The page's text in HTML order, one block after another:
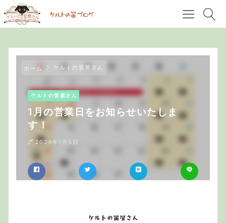
ホーム ケルトの笛屋さん
ケルトの笛屋さん
1月の営業日をお知らせいたしま
す！
2024年1月5日